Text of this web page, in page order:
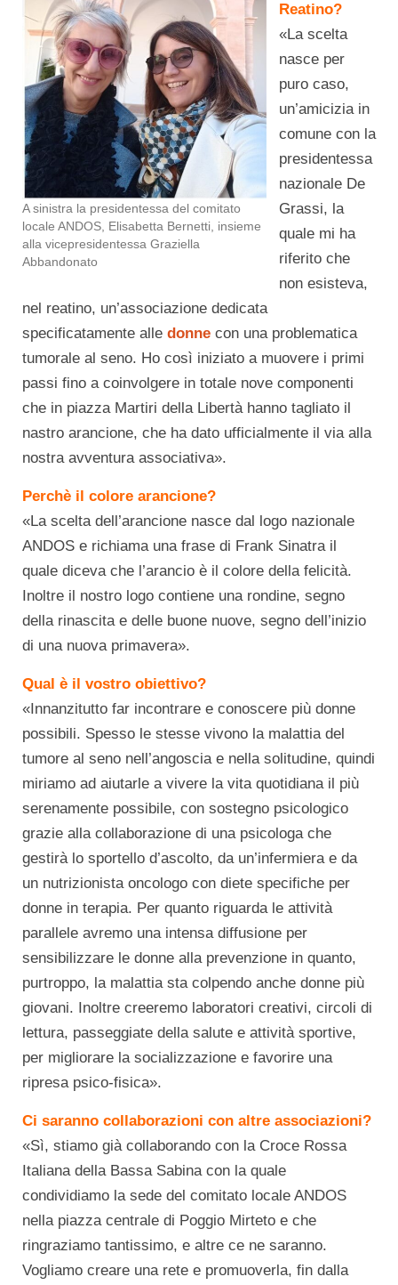
A sinistra la presidentessa del comitato
locale ANDOS, Elisabetta Bernetti, insieme
alla vicepresidentessa Graziella
Abbandonato
Reatino?
«La scelta
nasce per
puro caso,
un’amicizia in
comune con la
presidentessa
nazionale De
Grassi, la
quale mi ha
riferito che
non esisteva,
nel reatino, un’associazione dedicata
specificatamente alle donne con una problematica
tumorale al seno. Ho così iniziato a muovere i primi
passi fino a coinvolgere in totale nove componenti
che in piazza Martiri della Libertà hanno tagliato il
nastro arancione, che ha dato ufficialmente il via alla
nostra avventura associativa».
Perchè il colore arancione?
«La scelta dell’arancione nasce dal logo nazionale
ANDOS e richiama una frase di Frank Sinatra il
quale diceva che l’arancio è il colore della felicità.
Inoltre il nostro logo contiene una rondine, segno
della rinascita e delle buone nuove, segno dell’inizio
di una nuova primavera».
Qual è il vostro obiettivo?
«Innanzitutto far incontrare e conoscere più donne
possibili. Spesso le stesse vivono la malattia del
tumore al seno nell’angoscia e nella solitudine, quindi
miriamo ad aiutarle a vivere la vita quotidiana il più
serenamente possibile, con sostegno psicologico
grazie alla collaborazione di una psicologa che
gestirà lo sportello d’ascolto, da un’infermiera e da
un nutrizionista oncologo con diete specifiche per
donne in terapia. Per quanto riguarda le attività
parallele avremo una intensa diffusione per
sensibilizzare le donne alla prevenzione in quanto,
purtroppo, la malattia sta colpendo anche donne più
giovani. Inoltre creeremo laboratori creativi, circoli di
lettura, passeggiate della salute e attività sportive,
per migliorare la socializzazione e favorire una
ripresa psico-fisica».
Ci saranno collaborazioni con altre associazioni?
«Sì, stiamo già collaborando con la Croce Rossa
Italiana della Bassa Sabina con la quale
condividiamo la sede del comitato locale ANDOS
nella piazza centrale di Poggio Mirteto e che
ringraziamo tantissimo, e altre ce ne saranno.
Vogliamo creare una rete e promuoverla, fin dalla